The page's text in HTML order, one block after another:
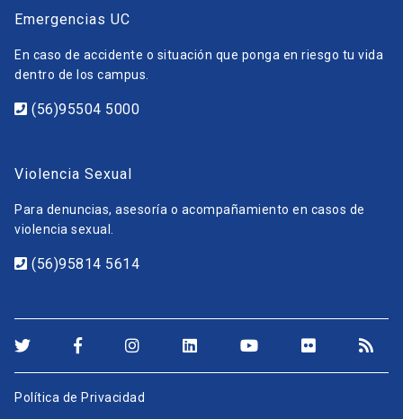
Emergencias UC
En caso de accidente o situación que ponga en riesgo tu vida
dentro de los campus.
(56)95504 5000
Violencia Sexual
Para denuncias, asesoría o acompañamiento en casos de
violencia sexual.
(56)95814 5614
Política de Privacidad